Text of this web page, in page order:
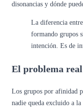
disonancias y dónde
La diferencia
formando grupos
intención. Es de
El problema
Los grupos por afinidad
nadie queda excluido a